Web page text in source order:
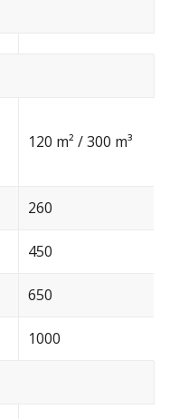
120 m² / 300 m³
260
450
650
1000